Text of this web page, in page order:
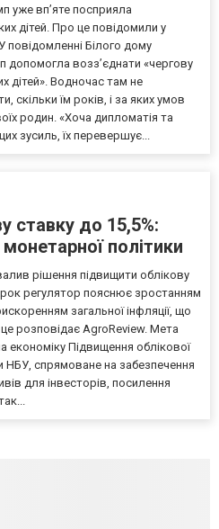
уже впʼяте посприяла
дітей. Про це повідомили у
повідомленні Білого дому
допомогла возз’єднати «чергову
дітей». Водночас там не
скільки їм років, і за яких умов
родин. «Хоча дипломатія та
зусиль, їх перевершує...
ставку до 15,5%:
політики
рішення підвищити облікову
регулятор пояснює зростанням
загальної інфляції, що
розповідає AgroReview. Мета
економіку Підвищення облікової
НБУ, спрямоване на забезпечення
для інвесторів, посилення